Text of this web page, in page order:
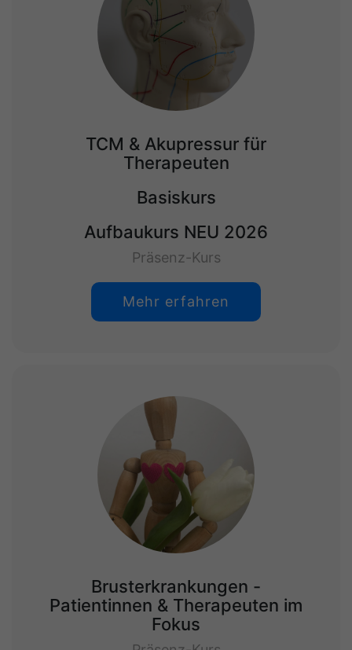
TCM & Akupressur für
Therapeuten
Basiskurs
Aufbaukurs NEU 2026
Präsenz-Kurs
Mehr erfahren
Brusterkrankungen -
Patientinnen & Therapeuten im
Fokus